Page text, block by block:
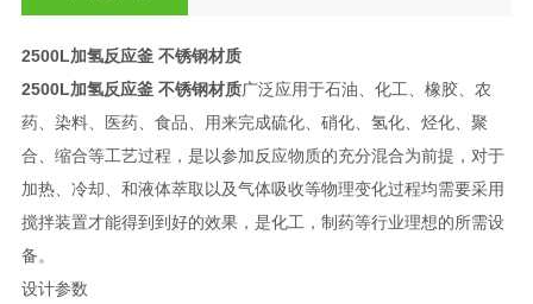
2500L加氢反应釜 不锈钢材质
2500L加氢反应釜 不锈钢材质广泛应用于石油、化工、橡胶、农
药、染料、医药、食品、用来完成硫化、硝化、氢化、烃化、聚
合、缩合等工艺过程，是以参加反应物质的充分混合为前提，对于
加热、冷却、和液体萃取以及气体吸收等物理变化过程均需要采用
搅拌装置才能得到到好的效果，是化工，制药等行业理想的所需设
备。
设计参数